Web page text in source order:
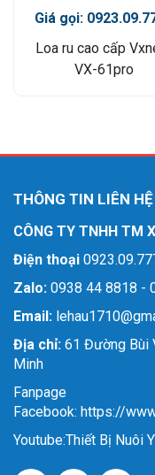
Giá gọi:
Loa ru cao cấp
VX-61pro
THÔNG TIN LIÊN HỆ
CÔNG TY TNHH TM
Điện thoại
Zalo: 0938 44 8818 -
Email:
Địa chỉ: 61 Đường Bùi
Minh
Fanpage
Facebook: https://
Youtube:Thiết Bị Nuôi